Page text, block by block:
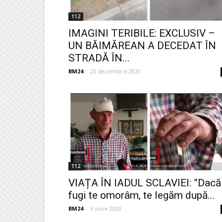
112
IMAGINI TERIBILE: EXCLUSIV –
UN BĂIMĂREAN A DECEDAT ÎN
STRADĂ ÎN...
BM24 - 23 decembrie 2020
112
VIAȚA ÎN IADUL SCLAVIEI: ”Dacă
fugi te omorâm, te legăm după...
BM24 - 6 iunie 2020